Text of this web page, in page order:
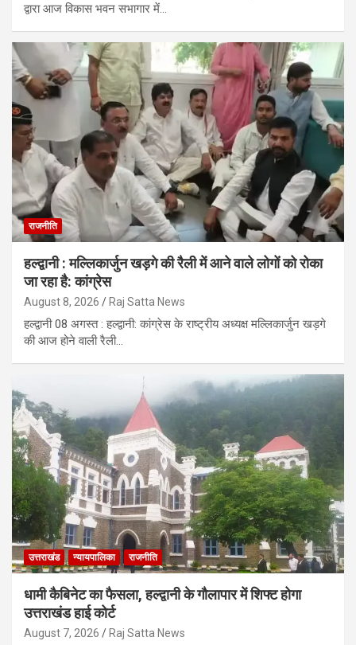
द्वारा आज विकास भवन सभागार में…
राजनीति
हल्द्वानी : मल्लिकार्जुन खड़गे की रैली में आने वाले लोगों को रोका
जा रहा है: कांग्रेस
August 8, 2026 Raj Satta News
हल्द्वानी 08 अगस्त : हल्द्वानी: कांग्रेस के राष्ट्रीय अध्यक्ष मल्लिकार्जुन खड़गे
की आज होने वाली रैली…
उत्तराखंड न्यायपालिका राजनीति
धामी कैबिनेट का फैसला, हल्द्वानी के गौलापार में शिफ्ट होगा
उत्तराखंड हाई कोर्ट
August 7, 2026 Raj Satta News